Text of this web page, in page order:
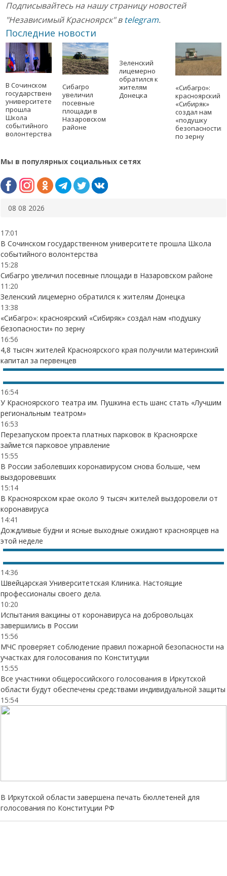
Подписывайтесь на нашу страницу новостей
"Независимый Красноярск" в telegram.
Последние новости
В Сочинском
государственном
университете
прошла
Школа
событийного
волонтерства
Сибагро
увеличил
посевные
площади в
Назаровском
районе
Зеленский
лицемерно
обратился к
жителям
Донецка
«Сибагро»:
красноярский
«Сибиряк»
создал нам
«подушку
безопасности»
по зерну
Мы в популярных социальных сетях
08 08 2026
17:01
В Сочинском государственном университете прошла Школа
событийного волонтерства
15:28
Сибагро увеличил посевные площади в Назаровском районе
11:20
Зеленский лицемерно обратился к жителям Донецка
13:38
«Сибагро»: красноярский «Сибиряк» создал нам «подушку
безопасности» по зерну
16:56
4,8 тысяч жителей Красноярского края получили материнский
капитал за первенцев
16:54
У Красноярского театра им. Пушкина есть шанс стать «Лучшим
региональным театром»
16:53
Перезапуском проекта платных парковок в Красноярске
займется парковое управление
15:55
В России заболевших коронавирусом снова больше, чем
выздоровевших
15:14
В Красноярском крае около 9 тысяч жителей выздоровели от
коронавируса
14:41
Дождливые будни и ясные выходные ожидают красноярцев на
этой неделе
14:36
Швейцарская Университетская Клиника. Настоящие
профессионалы своего дела.
10:20
Испытания вакцины от коронавируса на добровольцах
завершились в России
15:56
МЧС проверяет соблюдение правил пожарной безопасности на
участках для голосования по Конституции
15:55
Все участники общероссийского голосования в Иркутской
области будут обеспечены средствами индивидуальной защиты
15:54
В Иркутской области завершена печать бюллетеней для
голосования по Конституции РФ